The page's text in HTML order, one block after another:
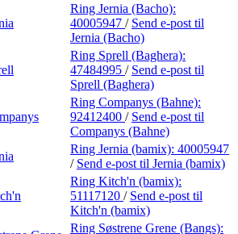
Ring Jernia (Bacho):
40005947 / Send e-post til
Jernia (Bacho)
Ring Sprell (Baghera):
47484995 / Send e-post til
Sprell (Baghera)
Ring Companys (Bahne):
92412400 / Send e-post til
Companys (Bahne)
Ring Jernia (bamix): 40005947
/ Send e-post til Jernia (bamix)
Ring Kitch'n (bamix):
51117120 / Send e-post til
Kitch'n (bamix)
Ring Søstrene Grene (Bangs):